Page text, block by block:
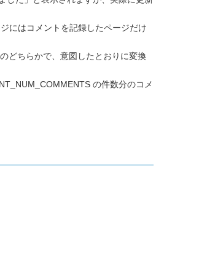
にはコメントを記録したページだけ
どちらかで、意図したとおりに変換
の件数分のコメ